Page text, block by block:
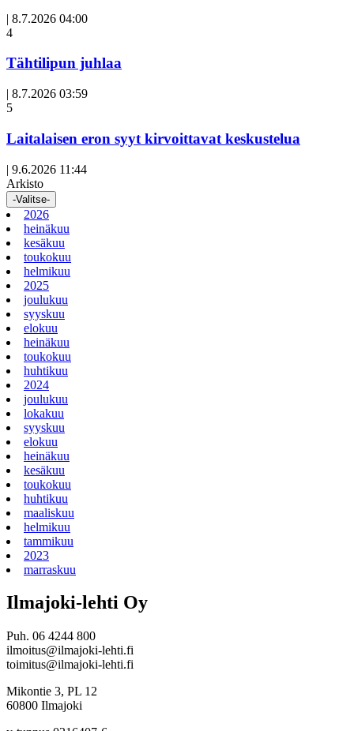
| 8.7.2026 04:00
Avoin
4
Tähtilipun juhlaa
| 8.7.2026 03:59
Avoin
5
Laitalaisen eron syyt kirvoittavat keskustelua
| 9.6.2026 11:44
Arkisto
-Valitse-
2026
heinäkuu
kesäkuu
toukokuu
helmikuu
2025
joulukuu
syyskuu
elokuu
heinäkuu
toukokuu
huhtikuu
2024
joulukuu
lokakuu
syyskuu
elokuu
heinäkuu
kesäkuu
toukokuu
huhtikuu
maaliskuu
helmikuu
tammikuu
2023
marraskuu
Ilmajoki-lehti Oy
Puh. 06 4244 800
ilmoitus@ilmajoki-lehti.fi
toimitus@ilmajoki-lehti.fi
Mikontie 3, PL 12
60800 Ilmajoki